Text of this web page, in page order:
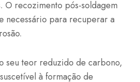
O recozimento pós-soldagem
necessário para recuperar a
seu teor reduzido de carbono,
à formação de